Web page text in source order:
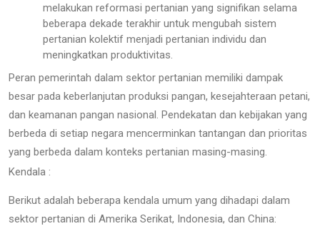
melakukan reformasi pertanian yang signifikan selama
beberapa dekade terakhir untuk mengubah sistem
pertanian kolektif menjadi pertanian individu dan
meningkatkan produktivitas.
Peran pemerintah dalam sektor pertanian memiliki dampak
besar pada keberlanjutan produksi pangan, kesejahteraan petani,
dan keamanan pangan nasional. Pendekatan dan kebijakan yang
berbeda di setiap negara mencerminkan tantangan dan prioritas
yang berbeda dalam konteks pertanian masing-masing.
Kendala :
Berikut adalah beberapa kendala umum yang dihadapi dalam
sektor pertanian di Amerika Serikat, Indonesia, dan China: